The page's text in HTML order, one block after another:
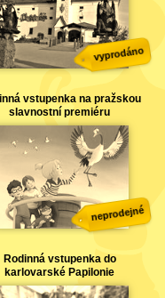
vyprodáno
vstupenka na pražskou
slavnostní premiéru
neprodejné
Rodinná vstupenka do
karlovarské Papilonie